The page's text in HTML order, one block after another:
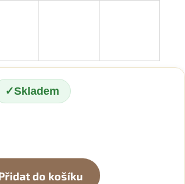
Skladem
do košíku